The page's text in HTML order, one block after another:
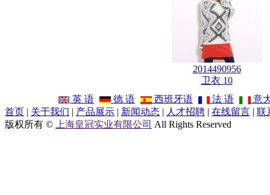
2014490956
卫衣 10
英 语
德 语 西班牙语 法 语
意
首页 | 关于我们 | 产品展示 | 新闻动态 | 人才招聘 | 在线留言 | 联
版权所有 ©
上海皇冠实业有限公司 All Rights Reserved